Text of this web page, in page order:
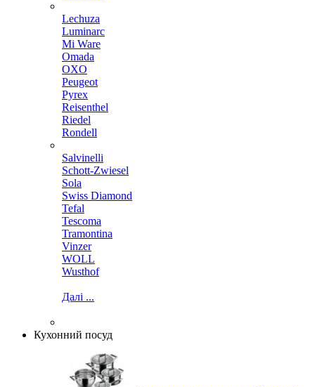
Lechuza
Luminarc
Mi Ware
Omada
OXO
Peugeot
Pyrex
Reisenthel
Riedel
Rondell
Salvinelli
Schott-Zwiesel
Sola
Swiss Diamond
Tefal
Tescoma
Tramontina
Vinzer
WOLL
Wusthof
Далі ...
Кухонний посуд